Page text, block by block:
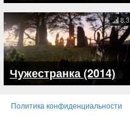
Чужестранка (2014)
8.3
Политика конфиденциальности